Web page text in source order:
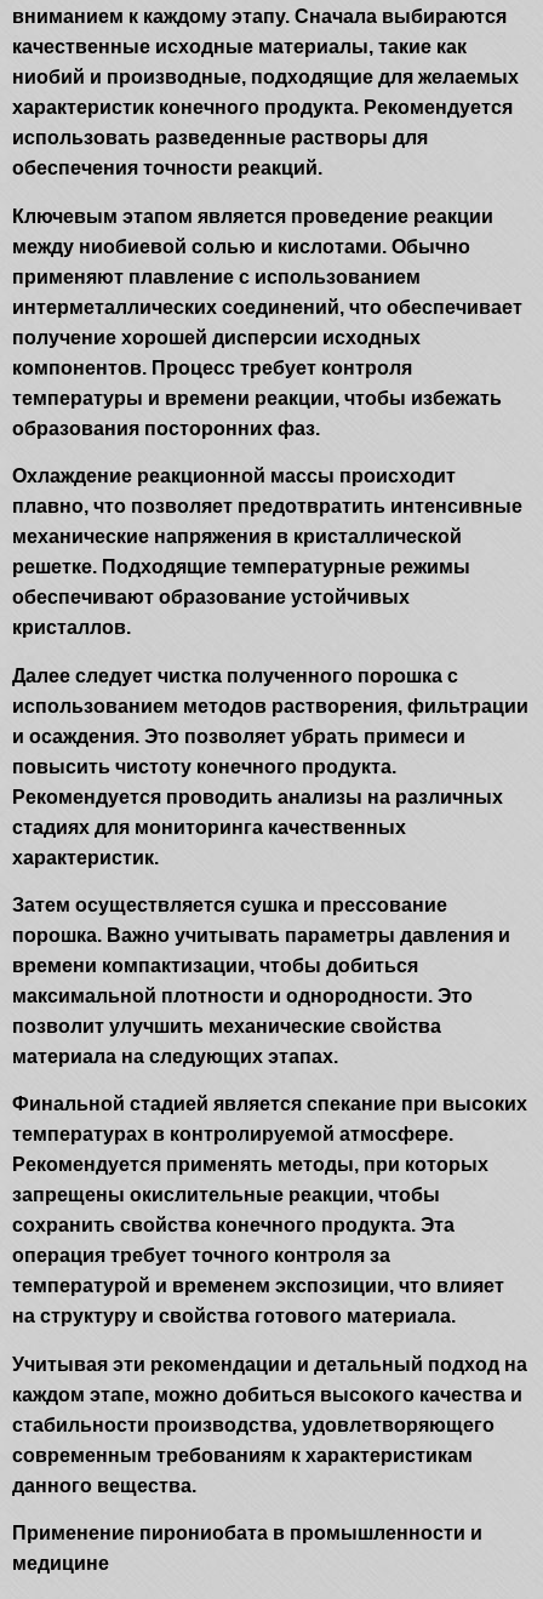
вниманием к каждому этапу. Сначала выбираются
качественные исходные материалы, такие как
ниобий и производные, подходящие для желаемых
характеристик конечного продукта. Рекомендуется
использовать разведенные растворы для
обеспечения точности реакций.
Ключевым этапом является проведение реакции
между ниобиевой солью и кислотами. Обычно
применяют плавление с использованием
интерметаллических соединений, что обеспечивает
получение хорошей дисперсии исходных
компонентов. Процесс требует контроля
температуры и времени реакции, чтобы избежать
образования посторонних фаз.
Охлаждение реакционной массы происходит
плавно, что позволяет предотвратить интенсивные
механические напряжения в кристаллической
решетке. Подходящие температурные режимы
обеспечивают образование устойчивых
кристаллов.
Далее следует чистка полученного порошка с
использованием методов растворения, фильтрации
и осаждения. Это позволяет убрать примеси и
повысить чистоту конечного продукта.
Рекомендуется проводить анализы на различных
стадиях для мониторинга качественных
характеристик.
Затем осуществляется сушка и прессование
порошка. Важно учитывать параметры давления и
времени компактизации, чтобы добиться
максимальной плотности и однородности. Это
позволит улучшить механические свойства
материала на следующих этапах.
Финальной стадией является спекание при высоких
температурах в контролируемой атмосфере.
Рекомендуется применять методы, при которых
запрещены окислительные реакции, чтобы
сохранить свойства конечного продукта. Эта
операция требует точного контроля за
температурой и временем экспозиции, что влияет
на структуру и свойства готового материала.
Учитывая эти рекомендации и детальный подход на
каждом этапе, можно добиться высокого качества и
стабильности производства, удовлетворяющего
современным требованиям к характеристикам
данного вещества.
Применение пирониобата в промышленности и
медицине